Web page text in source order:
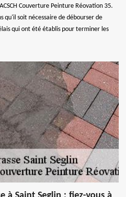
Couverture Peinture Réovation 35.
qu'il soit nécessaire de débourser de
qui ont été établis pour terminer les